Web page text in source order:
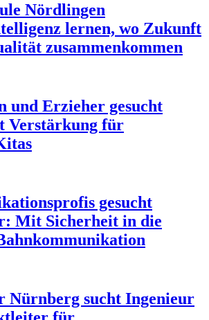
Nördlingen
lernen, wo Zukunft
zusammenkommen
und Erzieher gesucht
Verstärkung für
gesucht
Mit Sicherheit in die
Nürnberg sucht Ingenieur